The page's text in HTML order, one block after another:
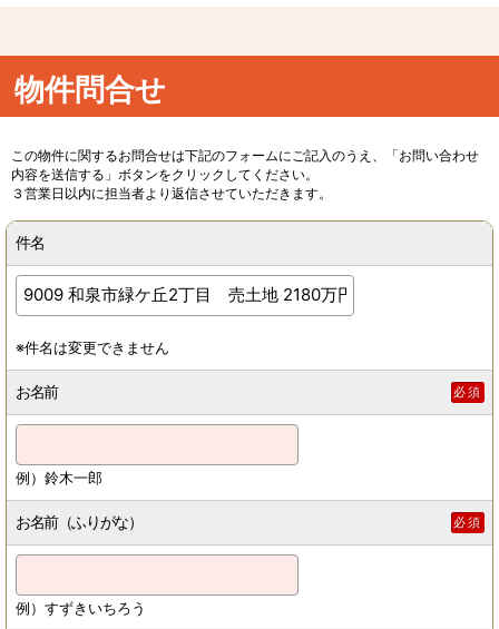
物件問合せ
この物件に関するお問合せは下記のフォームにご記入のうえ、「お問い合わせ
内容を送信する」ボタンをクリックしてください。
３営業日以内に担当者より返信させていただきます。
件名
※件名は変更できません
お名前 必須
例）鈴木一郎
お名前（ふりがな） 必須
例）すずきいちろう